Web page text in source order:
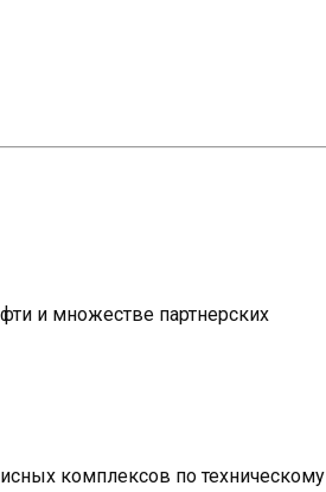
и множестве партнерских
комплексов по техническому